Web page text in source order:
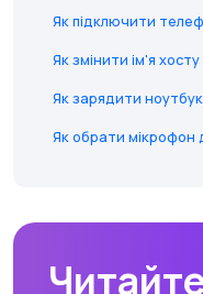
Як підключити
Як змінити ім'я
Як зарядити
Як обрати мікрофон